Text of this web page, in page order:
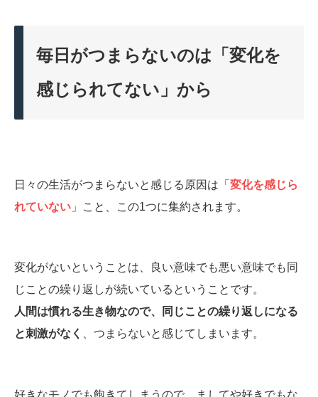
毎日がつまらないのは「変化を
感じられてない」から
日々の生活がつまらないと感じる原因は「 変化を感じら
れていない 」こと、この1つに集約されます。
変化がないということは、良い意味でも悪い意味でも同
じことの繰り返しが続いているということです。
人間は慣れる生き物なので、同じことの繰り返しになる
と刺激がなく
、つまらないと感じてしまいます。
好きなモノでも飽きてしまうので、ましてや好きでもな